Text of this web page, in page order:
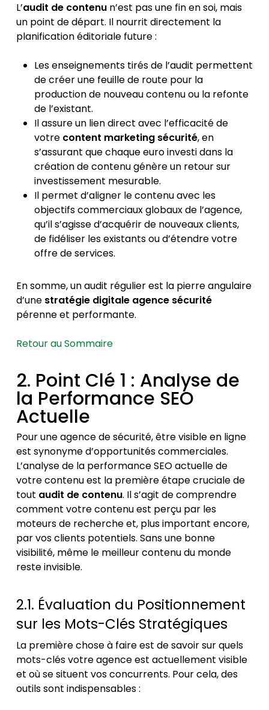
L’audit de contenun’est pas une fin en soi, mais
un point de départ. Il nourrit directement la
planification éditoriale future :
Les enseignements tirés de l’audit permettent
de créer une feuille de route pour la
production de nouveau contenu ou la refonte
de l’existant.
Il assure un lien direct avec l’efficacité de
votre content marketing sécurité, en
s’assurant que chaque euro investi dans la
création de contenu génère un retour sur
investissement mesurable.
Il permet d’aligner le contenu avec les
objectifs commerciaux globaux de l’agence,
qu’il s’agisse d’acquérir de nouveaux clients,
de fidéliser les existants ou d’étendre votre
offre de services.
En somme, un audit régulier est la pierre angulaire
d’une stratégie digitale agence sécurité
pérenne et performante.
Retour au Sommaire
2. Point Clé 1 : Analyse de
la Performance SEO
Actuelle
Pour une agence de sécurité, être visible en ligne
est synonyme d’opportunités commerciales.
L’analyse de la performance SEO actuelle de
votre contenu est la première étape cruciale de
tout audit de contenu. Il s’agit de comprendre
comment votre contenu est perçu par les
moteurs de recherche et, plus important encore,
par vos clients potentiels. Sans une bonne
visibilité, même le meilleur contenu du monde
reste invisible.
2.1. Évaluation du Positionnement
sur les Mots-Clés Stratégiques
La première chose à faire est de savoir sur quels
mots-clés votre agence est actuellement visible
et où se situent vos concurrents. Pour cela, des
outils sont indispensables :